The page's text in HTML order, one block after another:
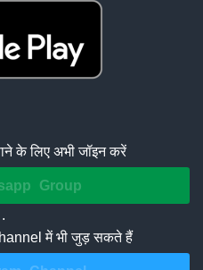
के लिए अभी जॉइन करें
Group
.
में भी जुड़ सकते हैं